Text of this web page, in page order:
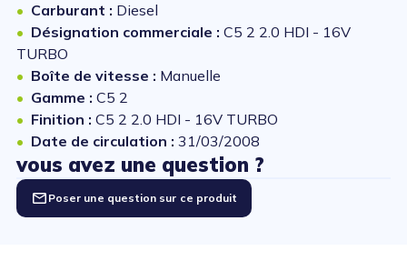
Carburant : Diesel
Désignation commerciale : C5 2 2.0 HDI - 16V
TURBO
Boîte de vitesse : Manuelle
Gamme : C5 2
Finition : C5 2 2.0 HDI - 16V TURBO
Date de circulation : 31/03/2008
vous avez une question ?
Poser une question sur ce produit